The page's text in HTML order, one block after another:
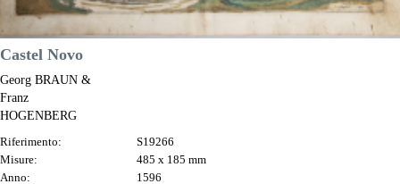
DESCRIZIONE
Castel Novo
Georg BRAUN &
Franz
HOGENBERG
Riferimento:
S19266
Misure:
485 x 185 mm
Anno:
1596